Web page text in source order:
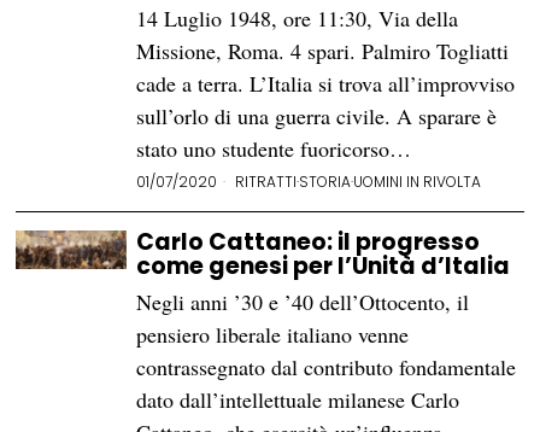
14 Luglio 1948, ore 11:30, Via della
Missione, Roma. 4 spari. Palmiro Togliatti
cade a terra. L’Italia si trova all’improvviso
sull’orlo di una guerra civile. A sparare è
stato uno studente fuoricorso…
01/07/2020 RITRATTI·STORIA·UOMINI IN RIVOLTA
Carlo Cattaneo: il progresso
come genesi per l’Unità d’Italia
Negli anni ’30 e ’40 dell’Ottocento, il
pensiero liberale italiano venne
contrassegnato dal contributo fondamentale
dato dall’intellettuale milanese Carlo